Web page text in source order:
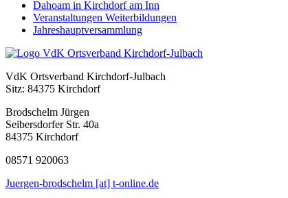
Dahoam in Kirchdorf am Inn
Veranstaltungen Weiterbildungen
Jahreshauptversammlung
VdK Ortsverband Kirchdorf-Julbach
Sitz: 84375 Kirchdorf
Brodschelm Jürgen
Seibersdorfer Str. 40a
84375 Kirchdorf
08571 920063
Juergen-brodschelm [at] t-online.de